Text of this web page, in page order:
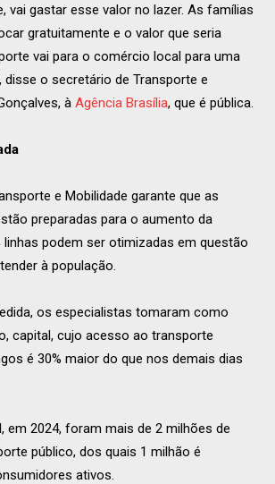
vai gastar esse valor no lazer. As famílias
gratuitamente e o valor que seria
vai para o comércio local para uma
disse o secretário de Transporte e
à Agência Brasília, que é pública.
e Mobilidade garante que as
preparadas para o aumento da
linhas podem ser otimizadas em questão
à população.
os especialistas tomaram como
capital, cujo acesso ao transporte
é 30% maior do que nos demais dias
em 2024, foram mais de 2 milhões de
público, dos quais 1 milhão é
ativos.